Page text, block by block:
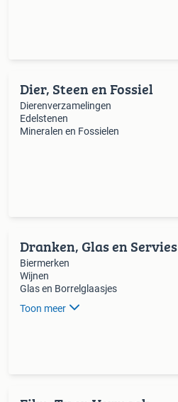
Dier, Steen en Fossiel
Dierenverzamelingen
Edelstenen
Mineralen en Fossielen
Dranken, Glas en Servies
Biermerken
Wijnen
Glas en Borrelglaasjes
Toon meer